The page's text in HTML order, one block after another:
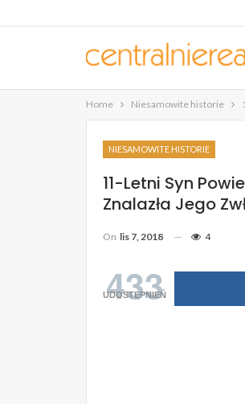
Home Niesamowite historie
NIESAMOWITE HISTORIE
11-Letni Syn
Znalazła Jego
On lis 7, 2018 4
433
UDOSTĘPNIEŃ